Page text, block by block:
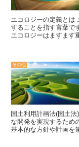
エコロジーの定義とは エコロジーとは、環境にやさしい生活を実践
することを指す言葉で
エコロジーはますます
ランスを保ちながら
す。エコロジーの視点
がりを大切にすることが求められます
方法は多岐にわたりま
可能エネルギーの導入
な農業や食事の選択、
り組みは、地球温暖化
に対処するために不可欠です。 エコロジーの実
でなく、企業や政府の
品やサービスの提供を
その他
国土利用計画法(国土
な開発を実現するため
基本的な方針や計画を